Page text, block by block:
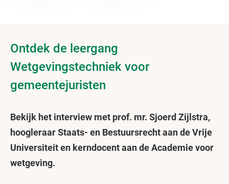
Ontdek de leergang
Wetgevingstechniek voor
gemeentejuristen
Bekijk het interview met prof. mr. Sjoerd Zijlstra,
hoogleraar Staats- en Bestuursrecht aan de Vrije
Universiteit en kerndocent aan de Academie voor
wetgeving.